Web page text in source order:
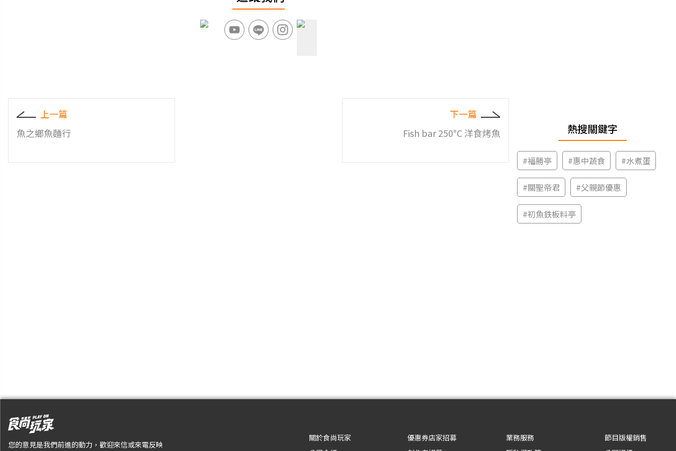
上一篇
魚之鄉魚麵行
下一篇
Fish bar 250°C 洋食烤魚
熱搜關鍵字
#福勝亭 #惠中蔬食 #水煮蛋
#關聖帝君 #父親節優惠
#初魚鉄板料亭
您的意見是我們前進的動力，歡迎來信或來電反映
關於食尚玩家
優惠券店家招募
業務服務
節目版權銷售